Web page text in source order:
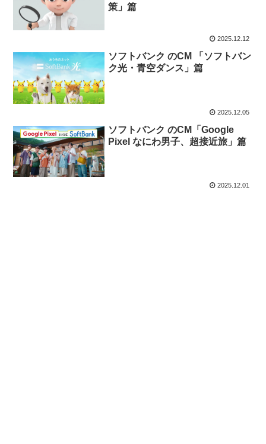
策」篇
2025.12.12
ソフトバンク のCM 「ソフトバン
ク光・青空ダンス」篇
2025.12.05
ソフトバンク のCM「Google
Pixel なにわ男子、超接近旅」篇
2025.12.01